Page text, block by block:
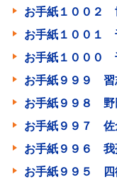
お手紙１００２
お手紙１００１
お手紙１０００
お手紙９９９ 習
お手紙９９８ 野
お手紙９９７ 佐
お手紙９９６ 我
お手紙９９５ 四